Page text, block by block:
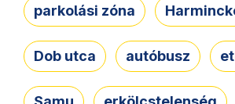
parkolási zóna
Dob utca autóbusz